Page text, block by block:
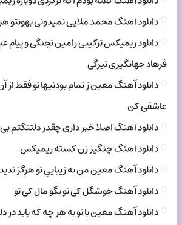
دانلود اهنگ محمد ملایی نمیدونی بهونتو
دانلود ریمیکس ترکیبی رامین تجنگی و
فرهاد جهانگیری تیرگی
دانلود آهنگ معین ز تمام بودنیها تو فقط از
عاشقی کن
دانلود اهنگ اصلا خبر داری چقدر
دانلود اهنگ چنگیز زن کسته ریمیکس
دانلود آهنگ معین من به زیباییِ تو هرگز
دانلود آهنگ خوشگل کی تو بگو مال کی تو
دانلود آهنگ معین با تو به هر چه که باید